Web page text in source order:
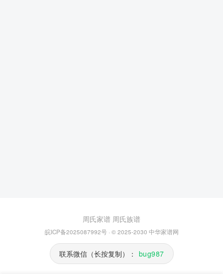
周氏家谱 周氏族谱
皖ICP备2025087992号· © 2025-2030 中华家谱网
联系微信（长按复制）： bug987